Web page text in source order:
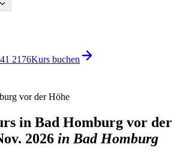
2176Kurs buchen
vor der Höhe
in Bad Homburg vor der
2026 in Bad Homburg